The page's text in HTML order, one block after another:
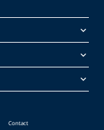
keyboard_arrow_down
keyboard_arrow_down
keyboard_arrow_down
Contact